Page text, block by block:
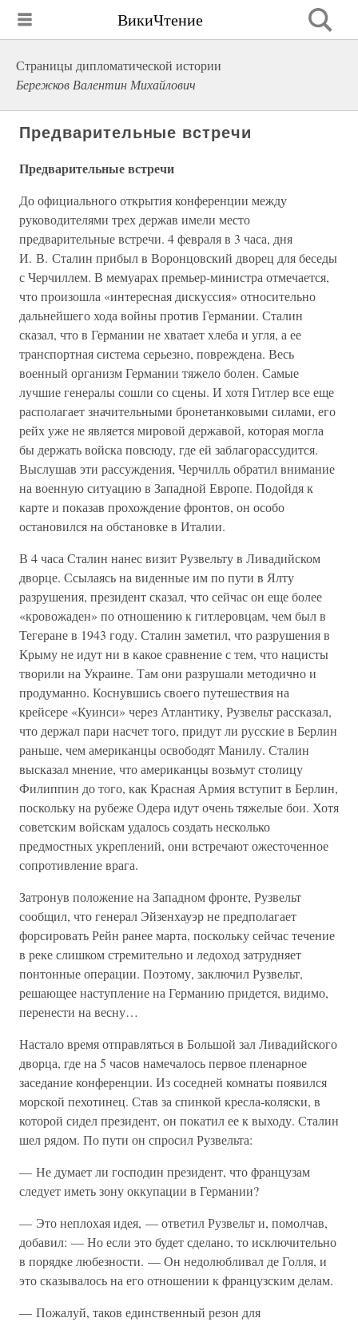
ВикиЧтение
Страницы дипломатической истории
Бережков Валентин Михайлович
Предварительные встречи
Предварительные встречи
До официального открытия конференции между
руководителями трех держав имели место
предварительные встречи. 4 февраля в 3 часа, дня
И. В. Сталин прибыл в Воронцовский дворец для беседы
с Черчиллем. В мемуарах премьер-министра отмечается,
что произошла «интересная дискуссия» относительно
дальнейшего хода войны против Германии. Сталин
сказал, что в Германии не хватает хлеба и угля, а ее
транспортная система серьезно, повреждена. Весь
военный организм Германии тяжело болен. Самые
лучшие генералы сошли со сцены. И хотя Гитлер все еще
располагает значительными бронетанковыми силами, его
рейх уже не является мировой державой, которая могла
бы держать войска повсюду, где ей заблагорассудится.
Выслушав эти рассуждения, Черчилль обратил внимание
на военную ситуацию в Западной Европе. Подойдя к
карте и показав прохождение фронтов, он особо
остановился на обстановке в Италии.
В 4 часа Сталин нанес визит Рузвельту в Ливадийском
дворце. Ссылаясь на виденные им по пути в Ялту
разрушения, президент сказал, что сейчас он еще более
«кровожаден» по отношению к гитлеровцам, чем был в
Тегеране в 1943 году. Сталин заметил, что разрушения в
Крыму не идут ни в какое сравнение с тем, что нацисты
творили на Украине. Там они разрушали методично и
продуманно. Коснувшись своего путешествия на
крейсере «Куинси» через Атлантику, Рузвельт рассказал,
что держал пари насчет того, придут ли русские в Берлин
раньше, чем американцы освободят Манилу. Сталин
высказал мнение, что американцы возьмут столицу
Филиппин до того, как Красная Армия вступит в Берлин,
поскольку на рубеже Одера идут очень тяжелые бои. Хотя
советским войскам удалось создать несколько
предмостных укреплений, они встречают ожесточенное
сопротивление врага.
Затронув положение на Западном фронте, Рузвельт
сообщил, что генерал Эйзенхауэр не предполагает
форсировать Рейн ранее марта, поскольку сейчас течение
в реке слишком стремительно и ледоход затрудняет
понтонные операции. Поэтому, заключил Рузвельт,
решающее наступление на Германию придется, видимо,
перенести на весну…
Настало время отправляться в Большой зал Ливадийского
дворца, где на 5 часов намечалось первое пленарное
заседание конференции. Из соседней комнаты появился
морской пехотинец. Став за спинкой кресла-коляски, в
которой сидел президент, он покатил ее к выходу. Сталин
шел рядом. По пути он спросил Рузвельта:
— Не думает ли господин президент, что французам
следует иметь зону оккупации в Германии?
— Это неплохая идея, — ответил Рузвельт и, помолчав,
добавил: — Но если это будет сделано, то исключительно
в порядке любезности. — Он недолюбливал де Голля, и
это сказывалось на его отношении к французским делам.
— Пожалуй, таков единственный резон для